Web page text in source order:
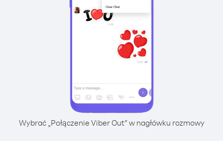
Wybrać „Połączenie Viber Out” w nagłówku rozmowy